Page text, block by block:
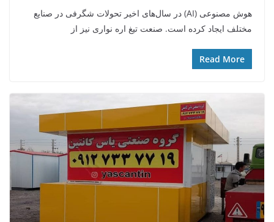
هوش مصنوعی (AI) در سال‌های اخیر تحولات شگرفی در صنایع
مختلف ایجاد کرده است. صنعت تیغ اره نواری نیز از
Read More